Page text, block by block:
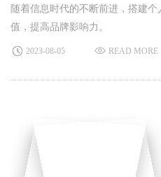
随着信息时代的不断前进，搭建
值，提高品牌影响力。
2023-08-05 READ MORE